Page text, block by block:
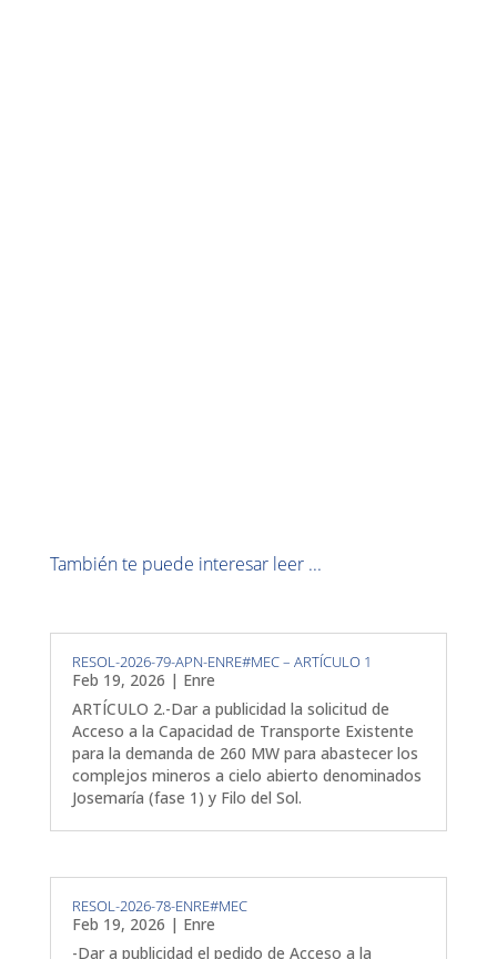
También te puede interesar leer ...
RESOL-2026-79-APN-ENRE#MEC – ARTÍCULO 1
Feb 19, 2026 | Enre
ARTÍCULO 2.-Dar a publicidad la solicitud de
Acceso a la Capacidad de Transporte Existente
para la demanda de 260 MW para abastecer los
complejos mineros a cielo abierto denominados
Josemaría (fase 1) y Filo del Sol.
RESOL-2026-78-ENRE#MEC
Feb 19, 2026 | Enre
-Dar a publicidad el pedido de Acceso a la